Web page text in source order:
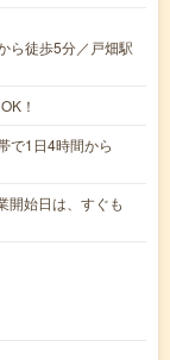
ら徒歩5分／戸畑駅
！
で1日4時間から
開始日は、すぐも